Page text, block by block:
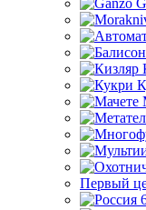
Первый